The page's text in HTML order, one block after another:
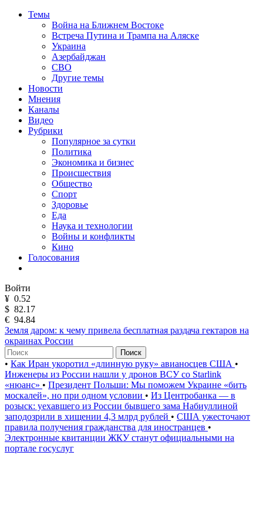
Темы
Война на Ближнем Востоке
Встреча Путина и Трампа на Аляске
Украина
Азербайджан
СВО
Другие темы
Новости
Мнения
Каналы
Видео
Рубрики
Популярное за сутки
Политика
Экономика и бизнес
Происшествия
Общество
Спорт
Здоровье
Еда
Наука и технологии
Войны и конфликты
Кино
Голосования
Войти
¥ 0.52
$ 82.17
€ 94.84
Земля даром: к чему привела бесплатная раздача гектаров на
окраинах России
Поиск
• Как Иран укоротил «длинную руку» авианосцев США •
Инженеры из России нашли у дронов ВСУ со Starlink
«нюанс» • Президент Польши: Мы поможем Украине «бить
москалей», но при одном условии • Из Центробанка — в
розыск: уехавшего из России бывшего зама Набиуллиной
заподозрили в хищении 4,3 млрд рублей • США ужесточают
правила получения гражданства для иностранцев •
Электронные квитанции ЖКУ станут официальными на
портале госуслуг